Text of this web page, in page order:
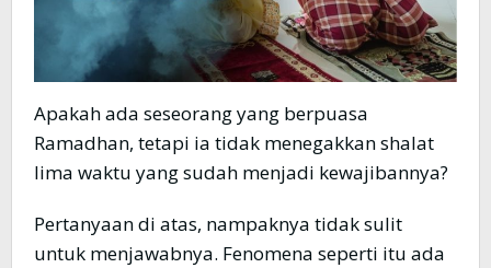
Apakah ada seseorang yang berpuasa
Ramadhan, tetapi ia tidak menegakkan shalat
lima waktu yang sudah menjadi kewajibannya?
Pertanyaan di atas, nampaknya tidak sulit
untuk menjawabnya. Fenomena seperti itu ada